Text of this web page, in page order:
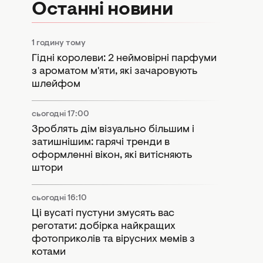
Останні новини
1 годину тому
Гідні королеви: 2 неймовірні парфуми
з ароматом м'яти, які зачаровують
шлейфом
сьогодні 17:00
Зроблять дім візуально більшим і
затишнішим: гарячі тренди в
оформленні вікон, які витісняють
штори
сьогодні 16:10
Ці вусаті пустуни змусять вас
реготати: добірка найкращих
фотоприколів та вірусних мемів з
котами